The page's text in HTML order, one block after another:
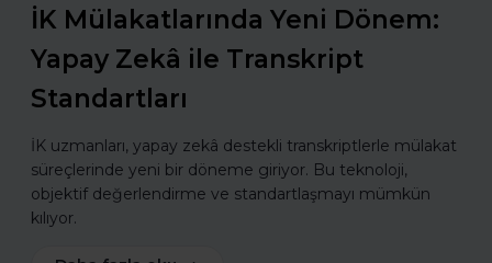
İK Mülakatlarında Yeni Dönem:
Yapay Zekâ ile Transkript
Standartları
İK uzmanları, yapay zekâ destekli transkriptlerle mülakat
süreçlerinde yeni bir döneme giriyor. Bu teknoloji,
objektif değerlendirme ve standartlaşmayı mümkün
kılıyor.